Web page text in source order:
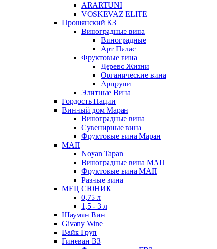
ARARTUNI
VOSKEVAZ ELITE
Прошянский КЗ
Виноградные вина
Виноградные
Арт Палас
Фруктовые вина
Дерево Жизни
Органические вина
Арцруни
Элитные Вина
Гордость Нации
Винный дом Маран
Виноградные вина
Сувенирные вина
Фруктовые вина Маран
МАП
Noyan Tapan
Виноградные вина МАП
Фруктовые вина МАП
Разные вина
МЕЦ СЮНИК
0,75 л
1,5 - 3 л
Шаумян Вин
Givany Wine
Вайк Груп
Гиневан ВЗ